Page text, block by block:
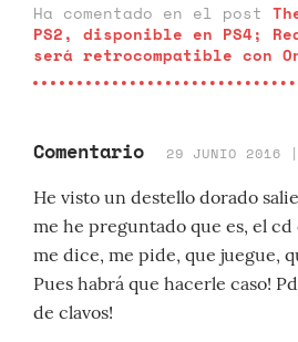
Ha comentado en el post
PS2, disponible en PS4;
será retrocompatible con
Comentario 29 JUNIO 2016
He visto un destello dorado
me he preguntado que es, el
me dice, me pide, que juegue,
Pues habrá que hacerle caso!
de clavos!